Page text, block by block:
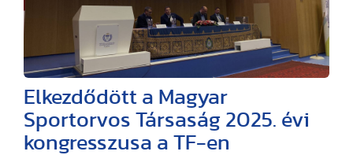
Elkezdődött a Magyar
Sportorvos Társaság 2025. évi
kongresszusa a TF-en